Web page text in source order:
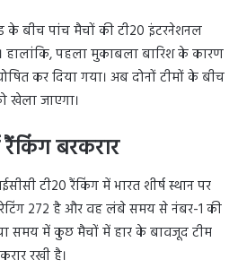
के बीच पांच मैचों की टी20 इंटरनेशनल
पहला मुकाबला बारिश के कारण
कर दिया गया। अब दोनों टीमों के बीच
खेला जाएगा।
रैंकिंग बरकरार
टी20 रैंकिंग में भारत शीर्ष स्थान पर
272 है और वह लंबे समय से नंबर-1 की
समय में कुछ मैचों में हार के बावजूद टीम
रखी है।